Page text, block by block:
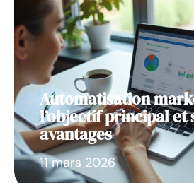
Automatisation
l’objectif principal et
avantages
11 mars 2026